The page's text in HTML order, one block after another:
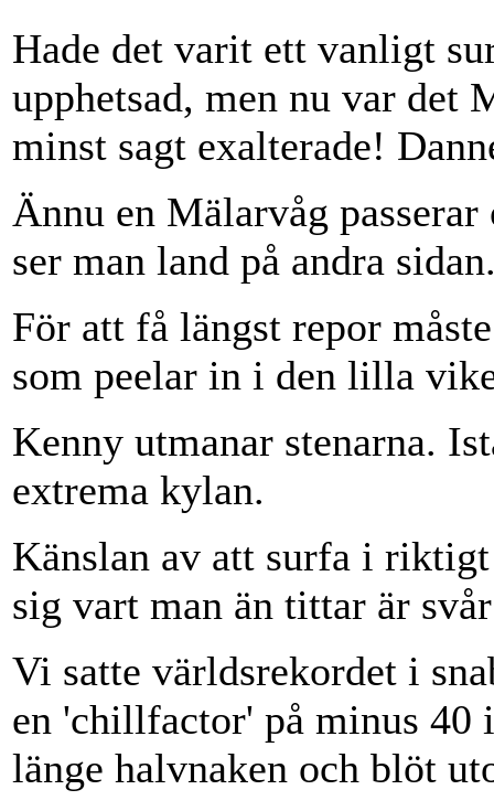
Hade det varit ett vanligt
upphetsad, men nu var det
minst sagt exalterade!
Ännu en Mälarvåg
ser man land på andra
För att få längst repor
som peelar in i den lilla
Kenny utmanar stenarna.
extrema kylan.
Känslan av att surfa i
sig vart man än tittar är
Vi satte världsrekordet i
en 'chillfactor' på minus
länge halvnaken och blöt